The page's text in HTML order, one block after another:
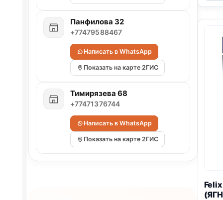
Felix
Панфилова 32
+77479588467
Написать в WhatsApp
Показать на карте 2ГИС
Тимирязева 68
+77471376744
Написать в WhatsApp
Показать на карте 2ГИС